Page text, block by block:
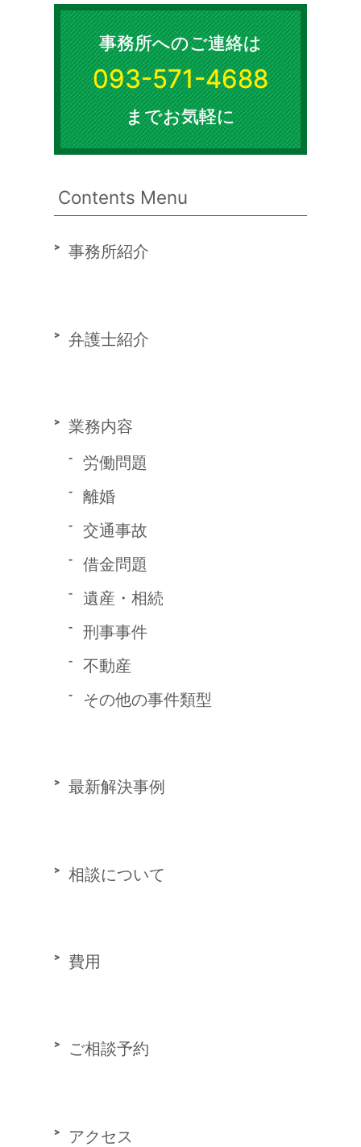
事務所へのご連絡は
093-571-4688
までお気軽に
Contents Menu
事務所紹介
弁護士紹介
業務内容
労働問題
離婚
交通事故
借金問題
遺産・相続
刑事事件
不動産
その他の事件類型
最新解決事例
相談について
費用
ご相談予約
アクセス